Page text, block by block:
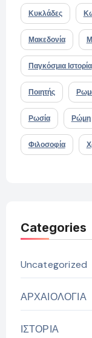
Κυκλάδες
Μακεδονία
Παγκόσμια Ιστορία
Ποιητής
Ρωσία Ρώμη
Φιλοσοφία
Categories
Uncategorized
ΑΡΧΑΙΟΛΟΓΙΑ
ΙΣΤΟΡΙΑ